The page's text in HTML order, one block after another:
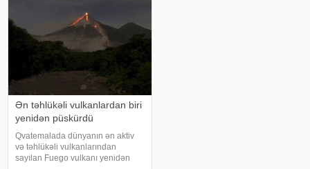
Ən təhlükəli vulkanlardan biri
yenidən püskürdü
Qvatemalada dünyanın ən aktiv
və təhlükəli vulkanlarından
sayılan Fuego vulkanı yenidən